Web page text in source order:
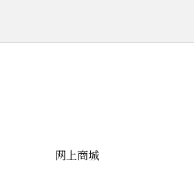
网上商城